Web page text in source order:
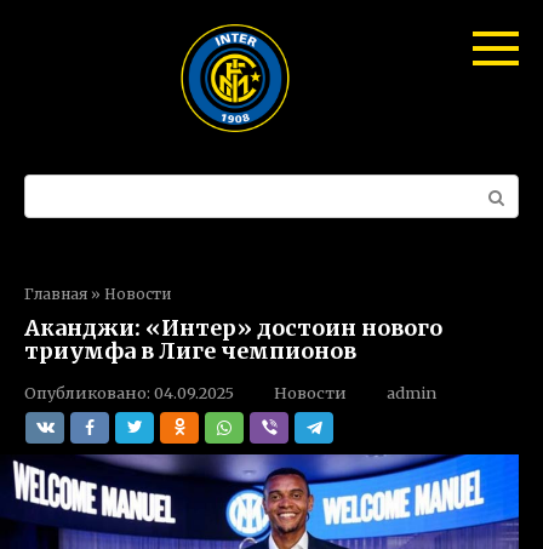
Поиск:
Главная » Новости
Аканджи: «Интер» достоин нового
триумфа в Лиге чемпионов
Опубликовано: 04.09.2025 Новости admin